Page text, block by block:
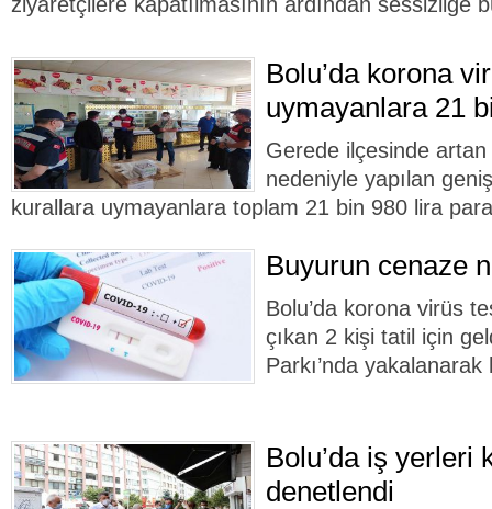
Bolu’da korona
uymayanlara 21
Gerede ilçesinde
nedeniyle yapılan
kurallara uymayanlara toplam 21 bin 980 lira
Buyurun cenaze
Bolu’da korona virüs
çıkan 2 kişi tatil için
Parkı’nda
Bolu’da iş yerleri
denetlendi